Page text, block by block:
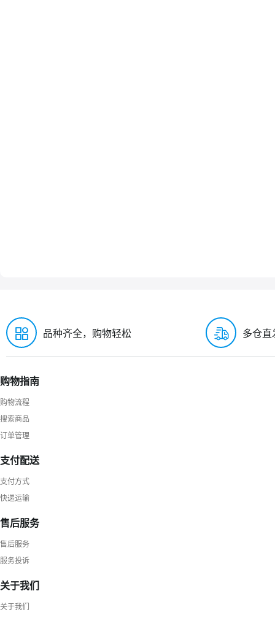
品种齐全，购物轻松 多仓直
购物指南
购物流程
搜索商品
订单管理
支付配送
支付方式
快递运输
售后服务
售后服务
服务投诉
关于我们
关于我们